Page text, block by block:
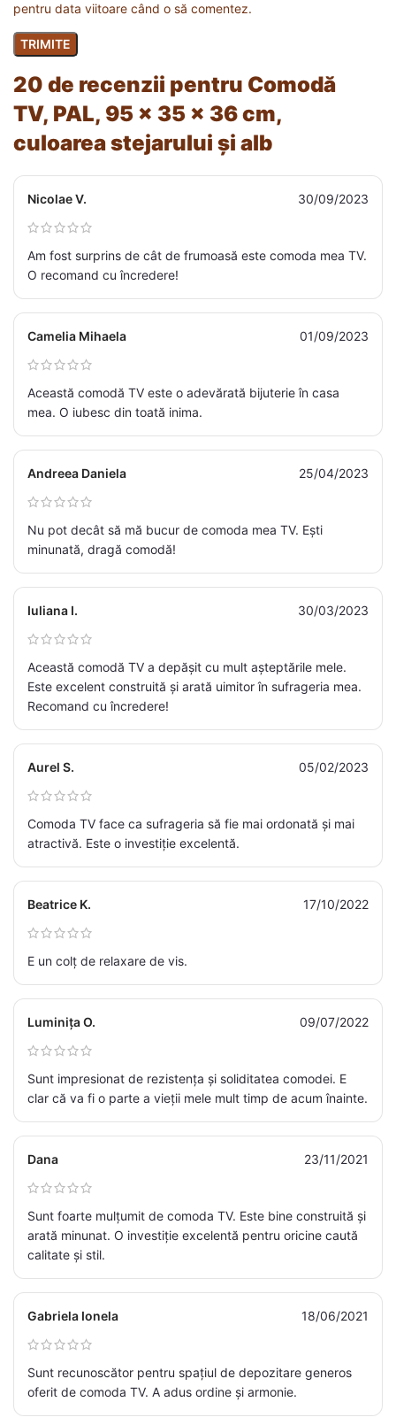
20 de recenzii pentru Comodă
TV, PAL, 95 x 35 x 36 cm,
culoarea stejarului și alb
Nicolae V. 30/09/2023
Am fost surprins de cât de frumoasă este comoda mea TV.
O recomand cu încredere!
Camelia Mihaela 01/09/2023
Această comodă TV este o adevărată bijuterie în casa
mea. O iubesc din toată inima.
Andreea Daniela 25/04/2023
Nu pot decât să mă bucur de comoda mea TV. Ești
minunată, dragă comodă!
Iuliana I. 30/03/2023
Această comodă TV a depășit cu mult așteptările mele.
Este excelent construită și arată uimitor în sufrageria mea.
Recomand cu încredere!
Aurel S. 05/02/2023
Comoda TV face ca sufrageria să fie mai ordonată și mai
atractivă. Este o investiție excelentă.
Beatrice K. 17/10/2022
E un colț de relaxare de vis.
Luminița O. 09/07/2022
Sunt impresionat de rezistența și soliditatea comodei. E
clar că va fi o parte a vieții mele mult timp de acum înainte.
Dana 23/11/2021
Sunt foarte mulțumit de comoda TV. Este bine construită și
arată minunat. O investiție excelentă pentru oricine caută
calitate și stil.
Gabriela Ionela 18/06/2021
Sunt recunoscător pentru spațiul de depozitare generos
oferit de comoda TV. A adus ordine și armonie.
pentru data viitoare când o să comentez.